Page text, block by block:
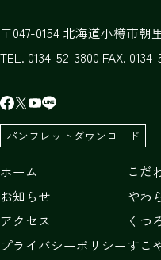
047-0154 北海道小樽市朝
TEL. 0134-52-3800 FAX.
パンフレットダウンロード
ホーム
お知らせ
アクセス
プライバシーポリシー
こだ
やわ
くつ
すこ